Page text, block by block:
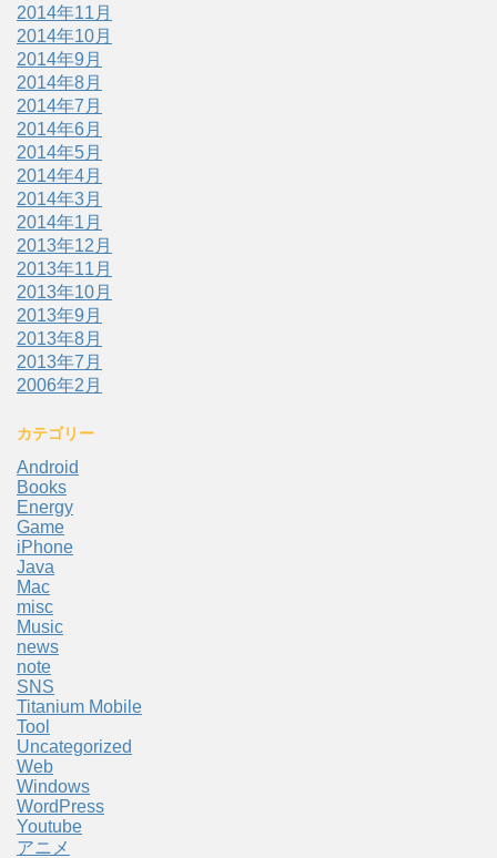
2014年11月
2014年10月
2014年9月
2014年8月
2014年7月
2014年6月
2014年5月
2014年4月
2014年3月
2014年1月
2013年12月
2013年11月
2013年10月
2013年9月
2013年8月
2013年7月
2006年2月
カテゴリー
Android
Books
Energy
Game
iPhone
Java
Mac
misc
Music
news
note
SNS
Titanium Mobile
Tool
Uncategorized
Web
Windows
WordPress
Youtube
アニメ